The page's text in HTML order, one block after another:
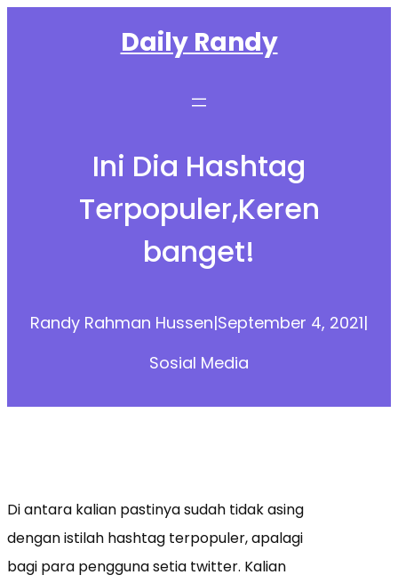
Daily Randy
Ini Dia Hashtag
Terpopuler,Keren
banget!
Randy Rahman Hussen|September 4, 2021|
Sosial Media
Di antara kalian pastinya sudah tidak asing
dengan istilah hashtag terpopuler, apalagi
bagi para pengguna setia twitter. Kalian